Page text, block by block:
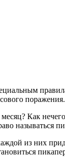
поражения.
Как
называться
из них